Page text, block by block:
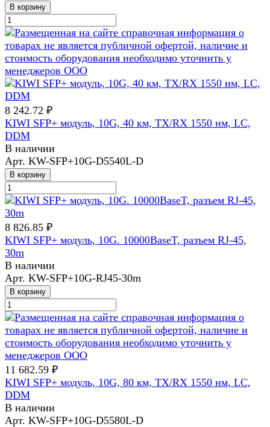
В корзину
8 242.72 ₽
KIWI SFP+ модуль, 10G, 40 км, TX/RX 1550 нм, LC,
DDM
В наличии
Арт. KW-SFP+10G-D5540L-D
В корзину
8 826.85 ₽
KIWI SFP+ модуль, 10G. 10000BaseT, разъем RJ-45,
30m
В наличии
Арт. KW-SFP+10G-RJ45-30m
В корзину
11 682.59 ₽
KIWI SFP+ модуль, 10G, 80 км, TX/RX 1550 нм, LC,
DDM
В наличии
Арт. KW-SFP+10G-D5580L-D